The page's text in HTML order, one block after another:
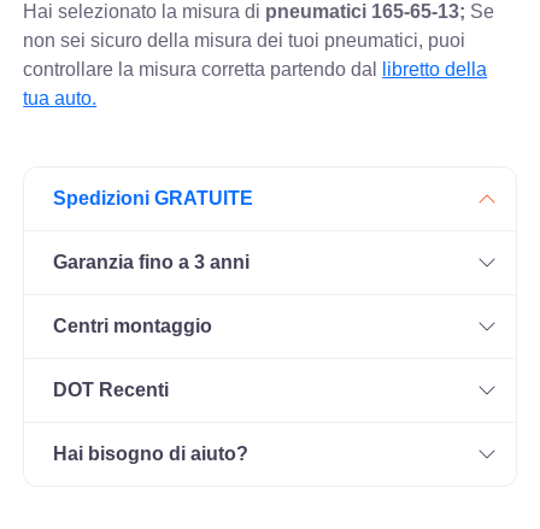
Hai selezionato la misura di pneumatici 165-65-13; Se
non sei sicuro della misura dei tuoi pneumatici, puoi
controllare la misura corretta partendo dal
libretto della
tua auto.
Spedizioni GRATUITE
Garanzia fino a 3 anni
Centri montaggio
DOT Recenti
Hai bisogno di aiuto?